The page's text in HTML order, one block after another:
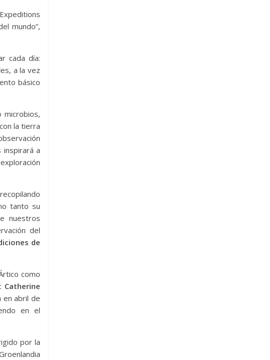
mundo”,
cada día:
a la vez
básico
microbios,
la tierra
a
tanto su
nuestros
del
de
como
Catherine
en abril de
en el
por la